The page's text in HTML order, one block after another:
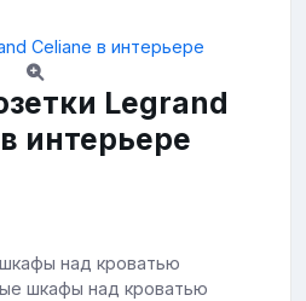
Legrand
интерьере
шкафы над кроватью